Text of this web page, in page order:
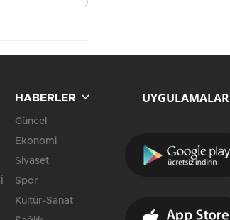
HABERLER
Güncel
Ekonomi
Siyaset
Spor
Kültür-Sanat
UYGULAMALAR